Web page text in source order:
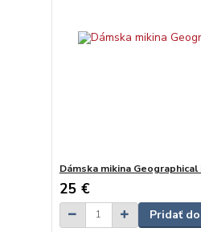
Dámska mikina Geographical
25 €
Pridať